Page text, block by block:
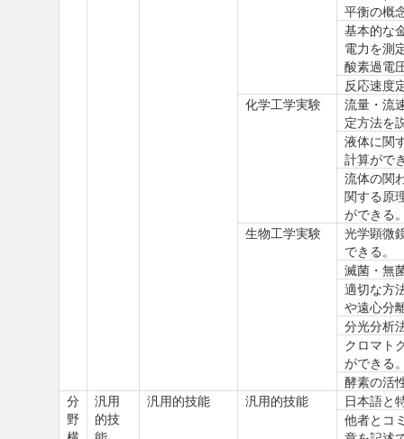
平衡の概
基本的な
電力を測
酸素過電
反応速度
化学工学実験
流量・流
定方法を
液体に関
計算がで
流体の関
関する原
ができる
生物工学実験
光学顕微
できる。
滅菌・無
適切な方
や遠心分
分光分析
クロマト
ができる
酵素の活
分
野
汎用
的技
汎用的技能 汎用的技能
日本語と
他者とコ